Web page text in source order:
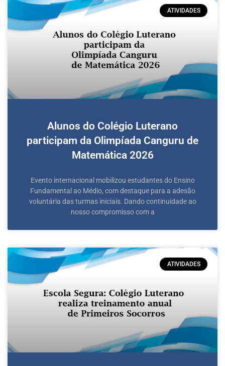
ATIVIDADES
Alunos do Colégio Luterano
participam da Olimpíada Canguru de
Matemática 2026
Evento internacional mobilizou estudantes do Ensino
Fundamental ao Médio, com destaque para a adesão
voluntária das turmas iniciais. Dando continuidade ao
nosso compromisso com a
ATIVIDADES